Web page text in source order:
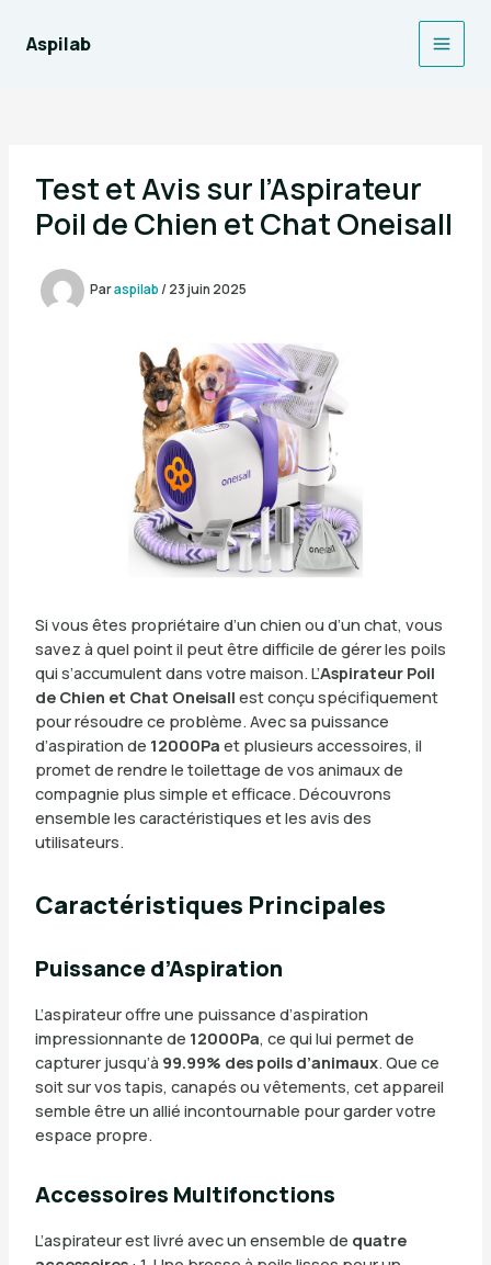
contenu
Aspilab
Main
Test et Avis sur l’Aspirateur
Poil de Chien et Chat Oneisall
Paraspilab/ 23 juin 2025
Si vous êtes propriétaire d’un chien ou d’un chat, vous
savez à quel point il peut être difficile de gérer les poils
qui s’accumulent dans votre maison. L’Aspirateur Poil
de Chien et Chat Oneisall est conçu spécifiquement
pour résoudre ce problème. Avec sa puissance
d’aspiration de 12000Pa et plusieurs accessoires, il
promet de rendre le toilettage de vos animaux de
compagnie plus simple et efficace. Découvrons
ensemble les caractéristiques et les avis des
utilisateurs.
Caractéristiques Principales
Puissance d’Aspiration
L’aspirateur offre une puissance d’aspiration
impressionnante de 12000Pa, ce qui lui permet de
capturer jusqu’à 99.99% des poils d’animaux. Que ce
soit sur vos tapis, canapés ou vêtements, cet appareil
semble être un allié incontournable pour garder votre
espace propre.
Accessoires Multifonctions
L’aspirateur est livré avec un ensemble de quatre